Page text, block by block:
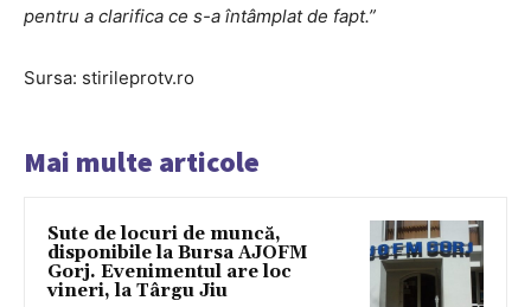
pentru a clarifica ce s-a întâmplat de fapt.”
Sursa: stirileprotv.ro
Mai multe articole
Sute de locuri de muncă,
disponibile la Bursa AJOFM
Gorj. Evenimentul are loc
vineri, la Târgu Jiu